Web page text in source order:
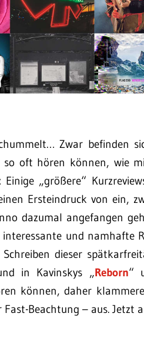
Zwar befinden
oft hören können, wie
„größere“
Ersteindruck von ein,
dazumal angefangen
und namhafte
dieser
in Kavinskys „Reborn“
können, daher
Beachtung – aus. Jetzt